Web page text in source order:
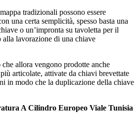
tradizionali possono essere
una certa semplicità, spesso basta una
o un’impronta su tavoletta per il
lavorazione di una chiave
allora vengono prodotte anche
articolate, attivate da chiavi brevettate
in modo che la duplicazione della chiave
A Cilindro Europeo Viale Tunisia